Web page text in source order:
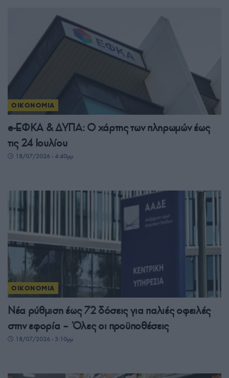
ΟΙΚΟΝΟΜΙΑ
e-ΕΦΚΑ & ΔΥΠΑ: Ο χάρτης των πληρωμών έως
τις 24 Ιουλίου
18/07/2026 - 4:40μμ
ΟΙΚΟΝΟΜΙΑ
Νέα ρύθμιση έως 72 δόσεις για παλιές οφειλές
στην εφορία – Όλες οι προϋποθέσεις
18/07/2026 - 3:10μμ